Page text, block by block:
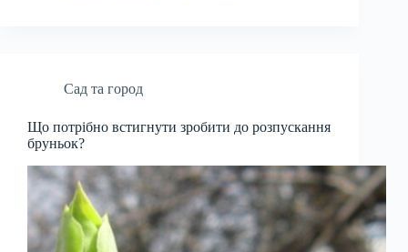
Сад та город
Що потрібно встигнути зробити до розпускання
бруньок?